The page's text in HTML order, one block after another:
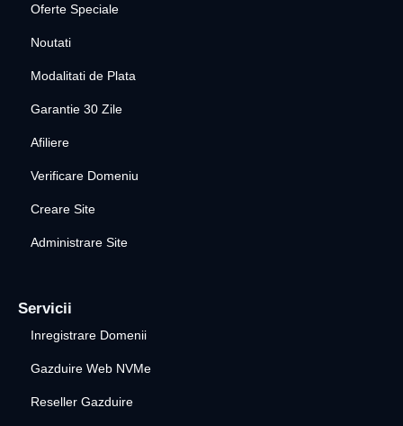
Oferte Speciale
Noutati
Modalitati de Plata
Garantie 30 Zile
Afiliere
Verificare Domeniu
Creare Site
Administrare Site
Servicii
Inregistrare Domenii
Gazduire Web NVMe
Reseller Gazduire